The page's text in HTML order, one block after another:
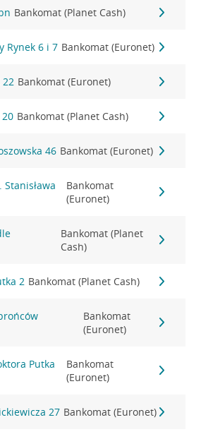
Bankomat (Planet Cash)
Rynek 6 i 7 Bankomat (Euronet)
22 Bankomat (Euronet)
Bankomat (Planet Cash)
46 Bankomat (Euronet)
Bankomat
(Euronet)
Bankomat (Planet
Cash)
2 Bankomat (Planet Cash)
Bankomat
(Euronet)
Putka
Bankomat
(Euronet)
27 Bankomat (Euronet)